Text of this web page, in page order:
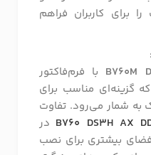
برای کاربران فراهم
B760M با فرم‌فاکتور
گزینه‌ای مناسب برای
شمار می‌رود. تفاوت
B760 DS3H AX در
بیشتری برای نصب